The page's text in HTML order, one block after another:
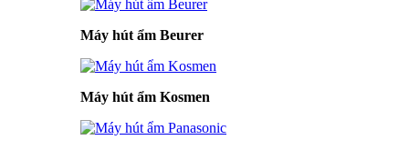
Máy hút ẩm Beurer
Máy hút ẩm Kosmen